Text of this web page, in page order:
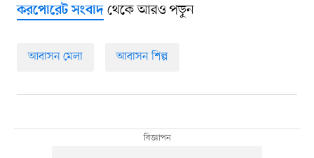
করপোরেট সংবাদথেকে আরও পড়ুন
আবাসন মেলা আবাসন শিল্প